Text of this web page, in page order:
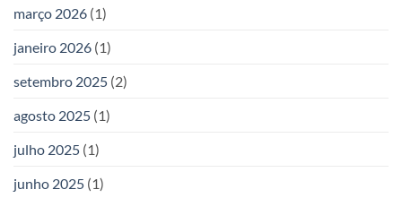
março 2026 (1)
janeiro 2026 (1)
setembro 2025 (2)
agosto 2025 (1)
julho 2025 (1)
junho 2025 (1)